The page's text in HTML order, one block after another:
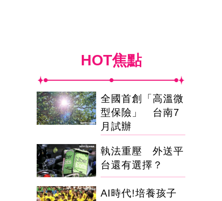
HOT焦點
全國首創「高溫微
型保險」 台南7
月試辦
執法重壓 外送平
台還有選擇？
AI時代!培養孩子